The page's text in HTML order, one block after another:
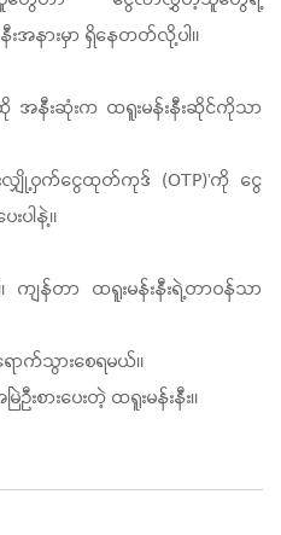
းအနားမှာ ရှိနေတတ်လို့ပါ။
အနီးဆုံးက ထရူးမန်းနီးဆိုင်ကိုသာ
ျှို့ဝှက်ငွေထုတ်ကုဒ် (OTP)’ကို ငွေ
ပါနဲ့။
ကျန်တာ ထရူးမန်းနီးရဲ့တာဝန်သာ
က်သွားစေရမယ်။
းစားပေးတဲ့ ထရူးမန်းနီး။